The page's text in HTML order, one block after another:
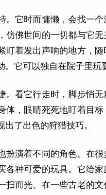
。它时而慵懒，会找一
仿佛世间的一切都与它
盯着发出声响的地方，
。它可以独自在院子里玩
。看它行走时，脚步悄
体，眼睛死死地盯着目
出了出色的狩猎技巧。
扮演着不同的角色。在
各种可爱的玩具。它给
扫而光。在一些古老的